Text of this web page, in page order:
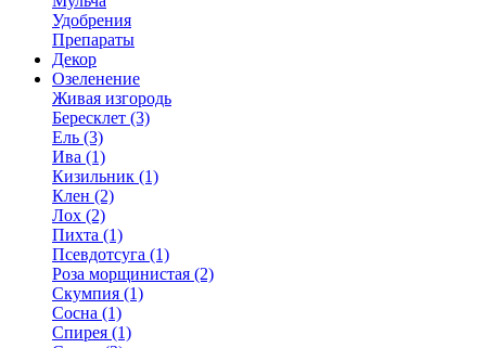
Удобрения
Препараты
Декор
Озеленение
Живая изгородь
Бересклет (3)
Ель (3)
Ива (1)
Кизильник (1)
Клен (2)
Лох (2)
Пихта (1)
Псевдотсуга (1)
Роза морщинистая (2)
Скумпия (1)
Сосна (1)
Спирея (1)